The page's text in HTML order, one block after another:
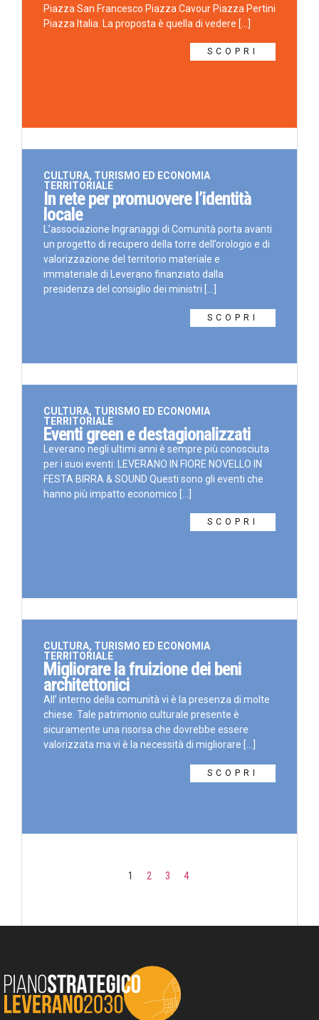
Piazza San Francesco Piazza Cavour Piazza Pertini
Piazza Italia. La proposta è quella di vedere [...]
SCOPRI
CULTURA, TURISMO ED ECONOMIA
TERRITORIALE
In rete per promuovere l’identità
locale
L’associazione Ingranaggi di Comunità porta avanti
un progetto di recupero della torre dell’orologio e di
valorizzazione del territorio materiale e
immateriale di Leverano finanziato dalla
presidenza del consiglio dei ministri [...]
SCOPRI
CULTURA, TURISMO ED ECONOMIA
TERRITORIALE
Eventi green e destagionalizzati
Leverano negli ultimi anni è sempre più conosciuta
per i suoi eventi: LEVERANO IN FIORE NOVELLO IN
FESTA BIRRA & SOUND Questi sono gli eventi che
hanno più impatto economico [...]
SCOPRI
CULTURA, TURISMO ED ECONOMIA
TERRITORIALE
Migliorare la fruizione dei beni
architettonici
All’ interno della comunità vi è la presenza di molte
chiese. Tale patrimonio culturale presente è
sicuramente una risorsa che dovrebbe essere
valorizzata ma vi è la necessità di migliorare [...]
SCOPRI
1 2 3 4